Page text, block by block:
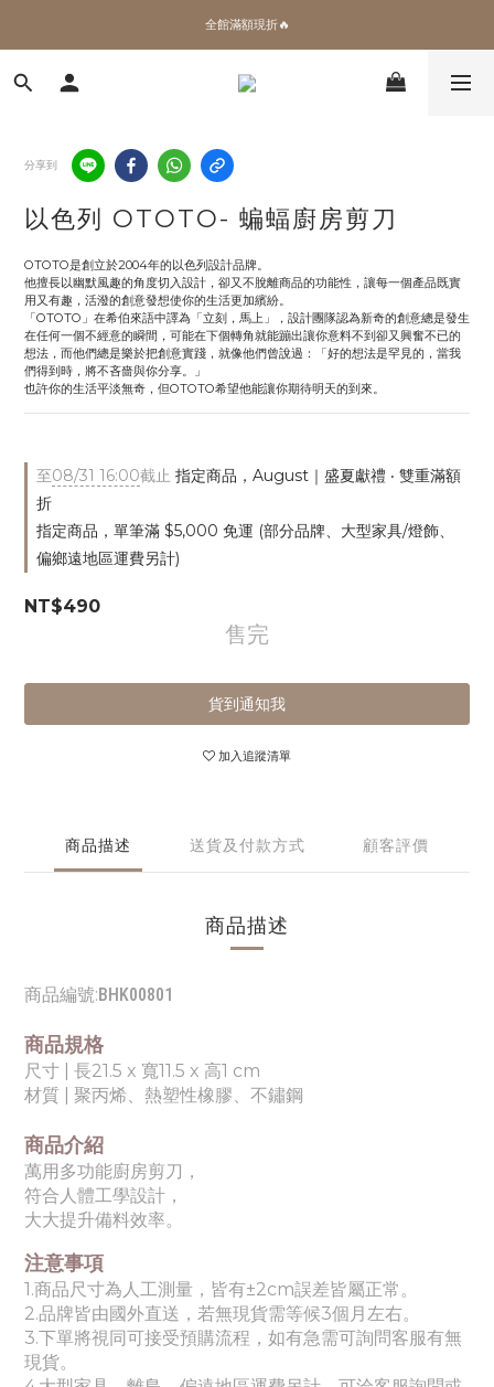
✨加入會員 即領100購物金🎫
全館滿額現折🔥
加拿大Umbra．買千送百🎫
分享到
以色列 OTOTO- 蝙蝠廚房剪刀
OTOTO是創立於2004年的以色列設計品牌。
他擅長以幽默風趣的角度切入設計，卻又不脫離商品的功能性，讓每一個產品既實
用又有趣，活潑的創意發想使你的生活更加繽紛。
「OTOTO」在希伯來語中譯為「立刻，馬上」，設計團隊認為新奇的創意總是發生
在任何一個不經意的瞬間，可能在下個轉角就能蹦出讓你意料不到卻又興奮不已的
想法，而他們總是樂於把創意實踐，就像他們曾說過：「好的想法是罕見的，當我
們得到時，將不吝嗇與你分享。」
也許你的生活平淡無奇，但OTOTO希望他能讓你期待明天的到來。
至08/31 16:00截止 指定商品，August｜盛夏獻禮 ‧ 雙重滿額
折
指定商品，單筆滿 $5,000 免運 (部分品牌、大型家具/燈飾、
偏鄉遠地區運費另計)
NT$490
售完
貨到通知我
加入追蹤清單
商品描述 送貨及付款方式 顧客評價
商品描述
商品編號:BHK00801
商品規格
尺寸 | 長21.5 x 寬11.5 x 高1 cm
材質 | 聚丙烯、熱塑性橡膠、不鏽鋼
商品介紹
萬用多功能廚房剪刀，
符合人體工學設計，
大大提升備料效率。
注意事項
1.商品尺寸為人工測量，皆有±2cm誤差皆屬正常。
2.品牌皆由國外直送，若無現貨需等候3個月左右。
3.下單將視同可接受預購流程，如有急需可詢問客服有無
現貨。